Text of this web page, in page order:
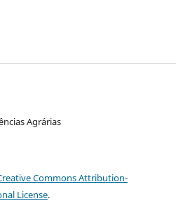
Agrárias
Commons Attribution-
License.